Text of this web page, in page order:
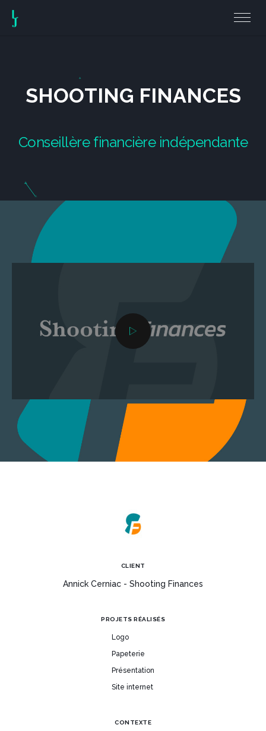
SHOOTING FINANCES
Conseillère financière indépendante
CLIENT
Annick Cerniac - Shooting Finances
PROJETS RÉALISÉS
Logo
Papeterie
Présentation
Site internet
CONTEXTE